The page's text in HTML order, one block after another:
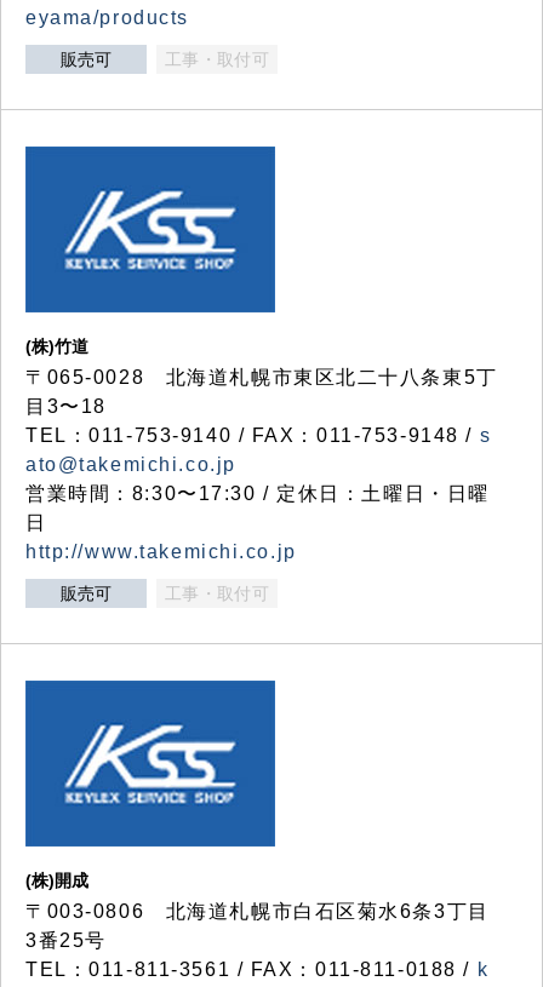
eyama/products
販売可 工事・取付可
(株)竹道
〒065-0028 北海道札幌市東区北二十八条東5丁
目3〜18
TEL：011-753-9140 / FAX：011-753-9148 / s
ato@takemichi.co.jp
営業時間：8:30〜17:30 / 定休日：土曜日・日曜
日
http://www.takemichi.co.jp
販売可 工事・取付可
(株)開成
〒003-0806 北海道札幌市白石区菊水6条3丁目
3番25号
TEL：011-811-3561 / FAX：011-811-0188 / k